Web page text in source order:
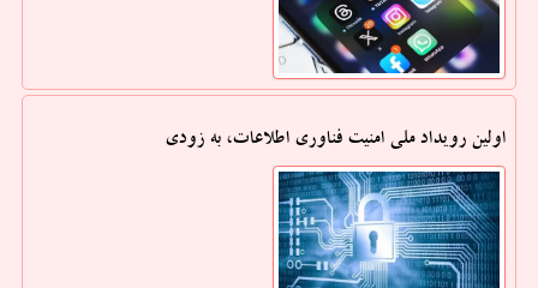
اولین رویداد ملی امنیت فناوری اطلاعات، به زودی